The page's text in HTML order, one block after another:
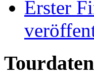
Erster
Tourdaten